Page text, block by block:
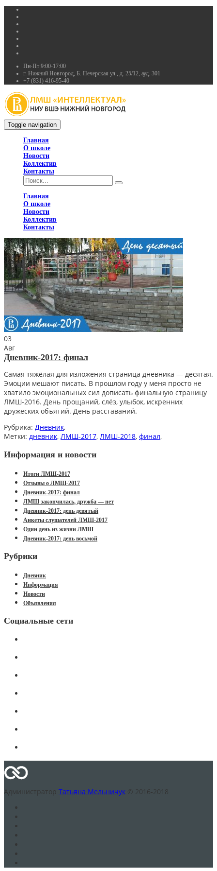
Пн-Пт 9:00-17:00
г. Нижний Новгород, Б. Печерская ул., д. 25/12, ауд. 301
+7 (831) 416-95-40
Toggle navigation
Главная
О школе
Новости
Коллектив
Контакты
Главная
О школе
Новости
Коллектив
Контакты
03
Авг
Дневник-2017: финал
Самая тяжёлая для изложения страница дневника — десятая.
Эмоции мешают писать. В прошлом году у меня просто не
хватило эмоциональных сил дописать финальную страницу
ЛМШ-2016. День прощаний, слёз, улыбок, искренних
дружеских объятий. День расставаний.
Рубрика: Дневник,
Метки: дневник, ЛМШ-2017, ЛМШ-2018, финал,
Информация и новости
Итоги ЛМШ-2017
Отзывы о ЛМШ-2017
Дневник-2017: финал
ЛМШ закончилась, дружба — нет
Дневник-2017: день девятый
Анкеты слушателей ЛМШ-2017
Один день из жизни ЛМШ
Дневник-2017: день восьмой
Рубрики
Дневник
Информация
Новости
Объявления
Социальные сети
Администратор Татьяна Мельничук © 2016-2018